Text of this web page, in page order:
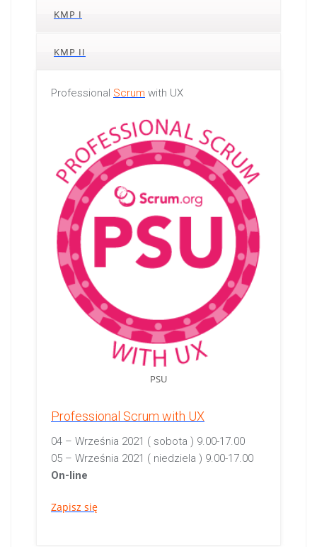
KMP I
KMP II
Professional Scrum with UX
PSU
Professional Scrum with UX
04 – Września 2021 ( sobota ) 9.00-17.00
05 – Września 2021 ( niedziela ) 9.00-17.00
On-line
Zapisz się